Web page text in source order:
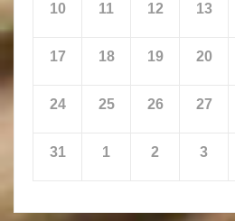
10 11 12 13
17 18 19 20
24 25 26 27
31 1 2 3